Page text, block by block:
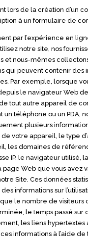
lors de la création d’un
à un formulaire de
par l’expérience en
notre site, nos
et nous-mêmes
qui peuvent contenir des
Par exemple, lorsque
le navigateur Web
tout autre appareil de
un téléphone ou un PDA,
plusieurs
de votre appareil, le type
les domaines de
IP, le navigateur utilisé,
page Web que vous avez
Site. Ces données
informations sur
le nombre de visiteurs
le temps passé sur
les liens hypertextes
informations à l’aide de